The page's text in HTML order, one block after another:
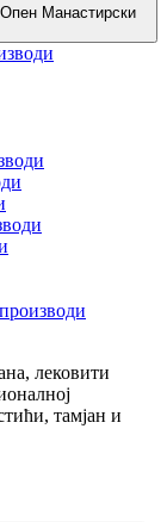
Опен Манастирски
лековити
тамјан и